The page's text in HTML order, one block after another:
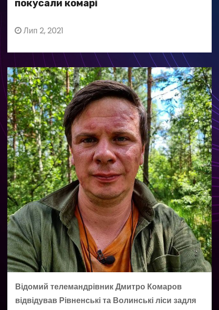
покусали комарі
Лип 2, 2021
Відомий телемандрівник Дмитро Комаров
відвідував Рівненські та Волинські ліси задля